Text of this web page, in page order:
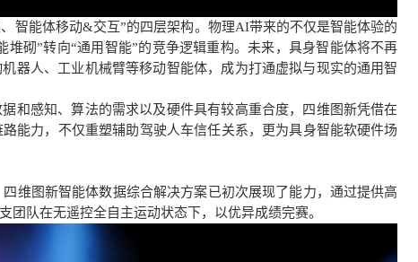
智能体移动&交互”的四层架构。物理AI带来的不仅是智能体验的
砌”转向“通用智能”的竞争逻辑重构。未来，具身智能体将不再
器人、工业机械臂等移动智能体，成为打通虚拟与现实的通用智
和感知、算法的需求以及硬件具有较高重合度，四维图新凭借在
路能力，不仅重塑辅助驾驶人车信任关系，更为具身智能软硬件场
维图新智能体数据综合解决方案已初次展现了能力，通过提供高
队在无遥控全自主运动状态下，以优异成绩完赛。